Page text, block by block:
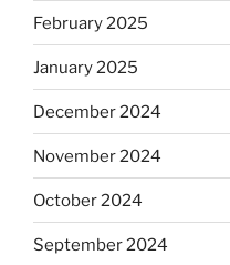
February 2025
January 2025
December 2024
November 2024
October 2024
September 2024